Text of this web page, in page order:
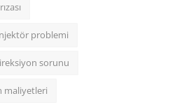
problemi
sorunu
maliyetleri